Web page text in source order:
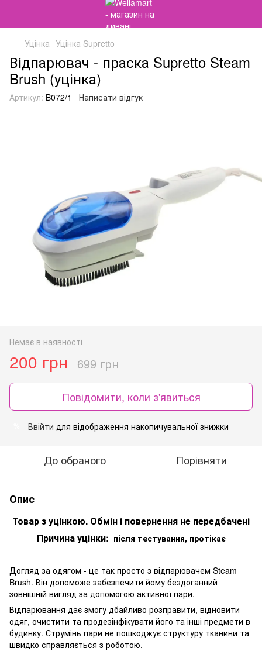
Уцінка Уцінка Supretto
Відпарювач - праска Supretto Steam
Brush (уцінка)
Артикул: B072/1 Написати відгук
Немає в наявності
200 грн 699 грн
Повідомити, коли з'явиться
Ввійти для відображення накопичувальної знижки
До обраного Порівняти
Опис
Товар з уцінкою. Обмін і повернення не передбачені
Причина уцінки: після тестування, протікає
Догляд за одягом - це так просто з відпарювачем Steam
Brush. Він допоможе забезпечити йому бездоганний
зовнішній вигляд за допомогою активної пари.
Відпарювання дає змогу дбайливо розправити, відновити
одяг, очистити та продезінфікувати його та інші предмети в
будинку. Струмінь пари не пошкоджує структуру тканини та
швидко справляється з роботою.